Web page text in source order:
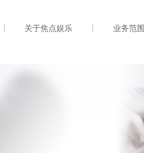
关于焦点娱乐 业务范围